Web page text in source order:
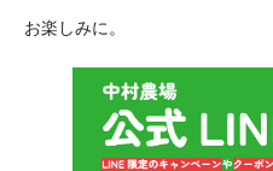
お楽しみに。